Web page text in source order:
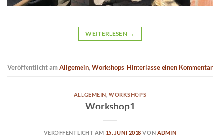
WEITERLESEN →
Veröffentlicht amAllgemein,Workshops Hinterlasse einen Kommentar
ALLGEMEIN ,WORKSHOPS
Workshop1
VERÖFFENTLICHT AM 15. JUNI 2018 VON ADMIN